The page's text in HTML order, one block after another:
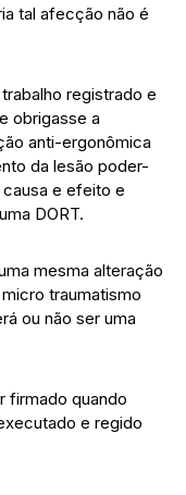
tal afecção não é
registrado e
obrigasse a
anti-ergonômica
da lesão poder-
e efeito e
DORT.
mesma alteração
traumatismo
ou não ser uma
firmado quando
e regido